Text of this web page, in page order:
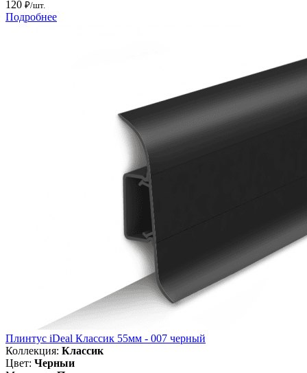
120 ₽/шт.
Подробнее
Плинтус iDeal Классик 55мм - 007 черный
Коллекция: Классик
Цвет: Черныи